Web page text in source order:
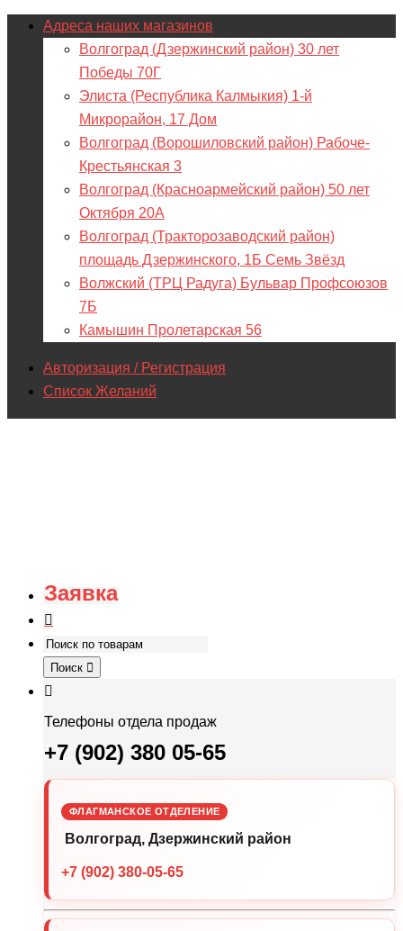
Адреса наших магазинов
Волгоград (Дзержинский район) 30 лет
Победы 70Г
Элиста (Республика Калмыкия) 1-й
Микрорайон, 17 Дом
Волгоград (Ворошиловский район) Рабоче-
Крестьянская 3
Волгоград (Красноармейский район) 50 лет
Октября 20А
Волгоград (Тракторозаводский район)
площадь Дзержинского, 1Б Семь Звёзд
Волжский (ТРЦ Радуга) Бульвар Профсоюзов
7Б
Камышин Пролетарская 56
Авторизация / Регистрация
Список Желаний
Заявка
Поиск
Телефоны отдела продаж
+7 (902) 380 05-65
ФЛАГМАНСКОЕ ОТДЕЛЕНИЕ
Волгоград, Дзержинский район
+7 (902) 380-05-65